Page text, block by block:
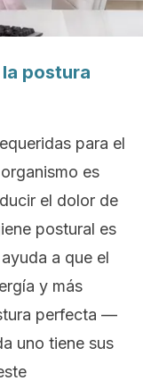
postura
para el
es
el dolor de
postural es
a que el
y más
perfecta —
uno tiene sus